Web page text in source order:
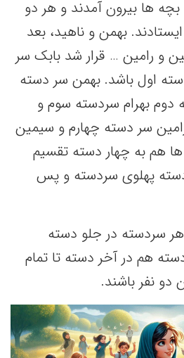
ها بیرون آمدند و هر دو
بهمن و ناهید، بعد
و رامین … قرار شد بابک سر
اول باشد. بهمن سر دسته
بهرام سردسته سوم و
سر دسته چهارم و سیمین
هم به چهار دسته تقسیم
پهلوی سردسته و پس
سردسته در جلو دسته
هم در آخر دسته تا تمام
دو نفر باشند.